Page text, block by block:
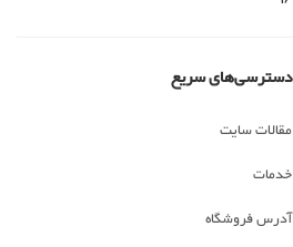
دسترسی‌های سریع
مقالات سایت
خدمات
آدرس فروشگاه